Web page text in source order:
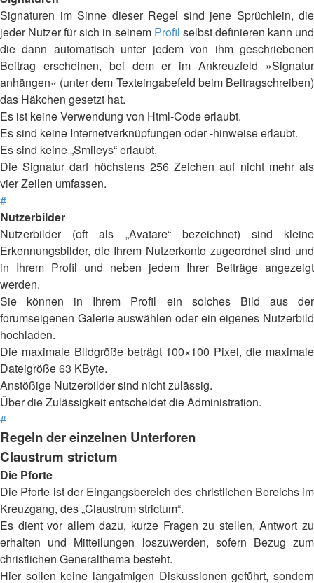
Signaturen im Sinne dieser Regel sind jene Sprüchlein, die
jeder Nutzer für sich in seinem Profil selbst definieren kann und
die dann automatisch unter jedem von ihm geschriebenen
Beitrag erscheinen, bei dem er im Ankreuzfeld »Signatur
anhängen« (unter dem Texteingabefeld beim Beitragschreiben)
das Häkchen gesetzt hat.
Es ist keine Verwendung von Html-Code erlaubt.
Es sind keine Internetverknüpfungen oder -hinweise erlaubt.
Es sind keine „Smileys“ erlaubt.
Die Signatur darf höchstens 256 Zeichen auf nicht mehr als
vier Zeilen umfassen.
#
Nutzerbilder
Nutzerbilder (oft als „Avatare“ bezeichnet) sind kleine
Erkennungsbilder, die Ihrem Nutzerkonto zugeordnet sind und
in Ihrem Profil und neben jedem Ihrer Beiträge angezeigt
werden.
Sie können in Ihrem Profil ein solches Bild aus der
forumseigenen Galerie auswählen oder ein eigenes Nutzerbild
hochladen.
Die maximale Bildgröße beträgt 100×100 Pixel, die maximale
Dateigröße 63 KByte.
Anstößige Nutzerbilder sind nicht zulässig.
Über die Zulässigkeit entscheidet die Administration.
#
Regeln der einzelnen Unterforen
Claustrum strictum
Die Pforte
Die Pforte ist der Eingangsbereich des christlichen Bereichs im
Kreuzgang, des „Claustrum strictum“.
Es dient vor allem dazu, kurze Fragen zu stellen, Antwort zu
erhalten und Mitteilungen loszuwerden, sofern Bezug zum
christlichen Generalthema besteht.
Hier sollen keine langatmigen Diskussionen geführt, sondern